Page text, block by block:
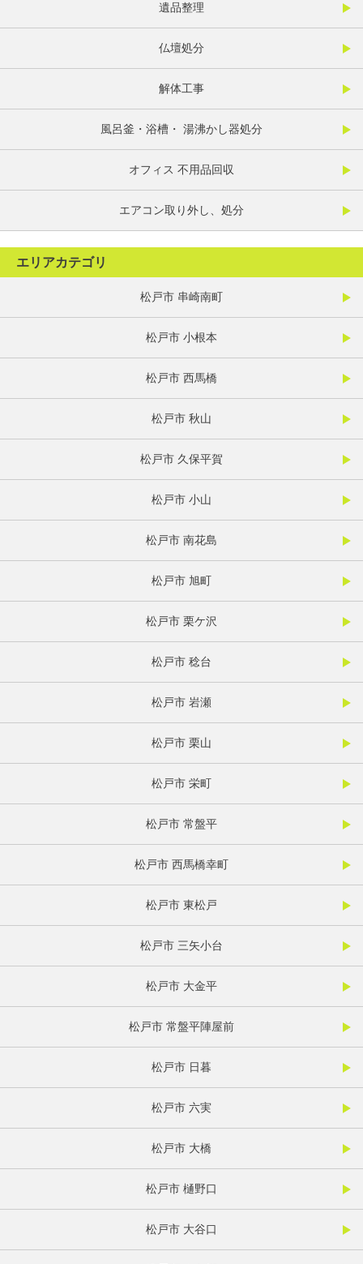
遺品整理
仏壇処分
解体工事
風呂釜・浴槽・ 湯沸かし器処分
オフィス 不用品回収
エアコン取り外し、処分
エリアカテゴリ
松戸市 串崎南町
松戸市 小根本
松戸市 西馬橋
松戸市 秋山
松戸市 久保平賀
松戸市 小山
松戸市 南花島
松戸市 旭町
松戸市 栗ケ沢
松戸市 稔台
松戸市 岩瀬
松戸市 栗山
松戸市 栄町
松戸市 常盤平
松戸市 西馬橋幸町
松戸市 東松戸
松戸市 三矢小台
松戸市 大金平
松戸市 常盤平陣屋前
松戸市 日暮
松戸市 六実
松戸市 大橋
松戸市 樋野口
松戸市 大谷口